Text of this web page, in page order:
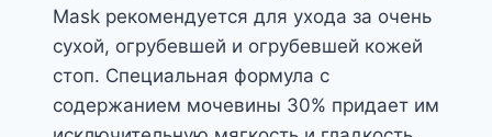
Mask рекомендуется для ухода за очень
сухой, огрубевшей и огрубевшей кожей
стоп. Специальная формула с
содержанием мочевины 30% придает им